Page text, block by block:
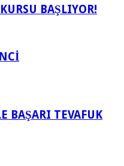
BAŞLIYOR!
BAŞARI TEVAFUK